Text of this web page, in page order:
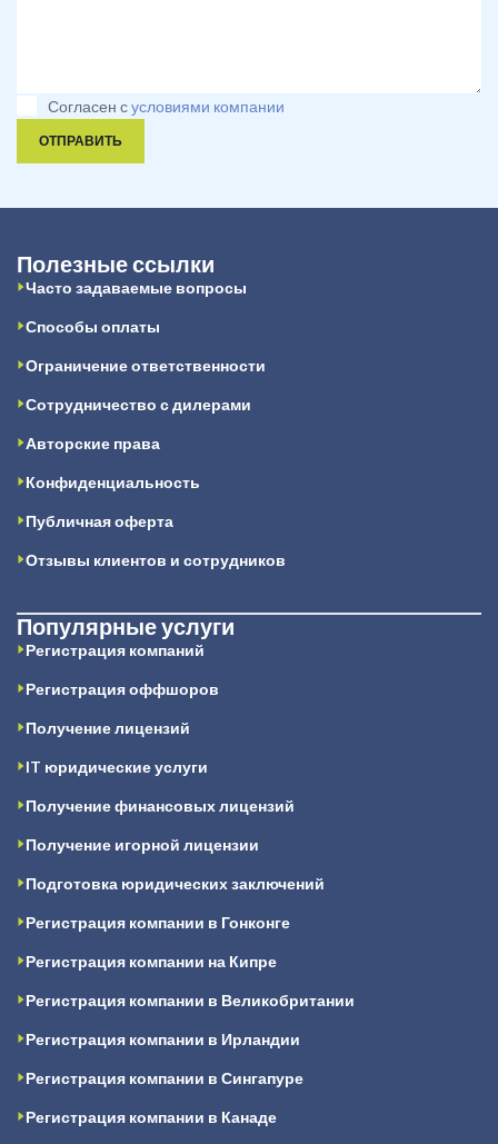
Согласен сусловиями компании
ОТПРАВИТЬ
Полезные ссылки
Часто задаваемые вопросы
Способы оплаты
Ограничение ответственности
Сотрудничество с дилерами
Авторские права
Конфиденциальность
Публичная оферта
Отзывы клиентов и сотрудников
Популярные услуги
Регистрация компаний
Регистрация оффшоров
Получение лицензий
IT юридические услуги
Получение финансовых лицензий
Получение игорной лицензии
Подготовка юридических заключений
Регистрация компании в Гонконге
Регистрация компании на Кипре
Регистрация компании в Великобритании
Регистрация компании в Ирландии
Регистрация компании в Сингапуре
Регистрация компании в Канаде